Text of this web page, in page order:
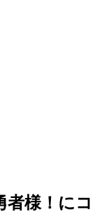
様！ にコ